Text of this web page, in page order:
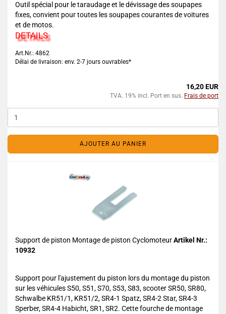
Outil spécial pour le taraudage et le dévissage des soupapes
fixes, convient pour toutes les soupapes courantes de voitures
et de motos.
DETAILS
Art.Nr.: 4862
Délai de livraison: env. 2-7 jours ouvrables*
16,20 EUR
TVA. 19% incl. Port en sus. Frais de port
AJOUTER AU PANIER
Support de piston Montage de piston CyclomoteurArtikel Nr.:
10932
Support pour l'ajustement du piston lors du montage du piston
sur les véhicules S50, S51, S70, S53, S83, scooter SR50, SR80,
Schwalbe KR51/1, KR51/2, SR4-1 Spatz, SR4-2 Star, SR4-3
Sperber, SR4-4 Habicht, SR1, SR2. Cette fourche de montage